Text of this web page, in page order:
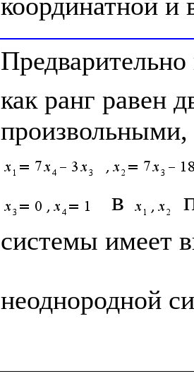
как ранг равен
произвольными,
в
системы имеет
неоднородной